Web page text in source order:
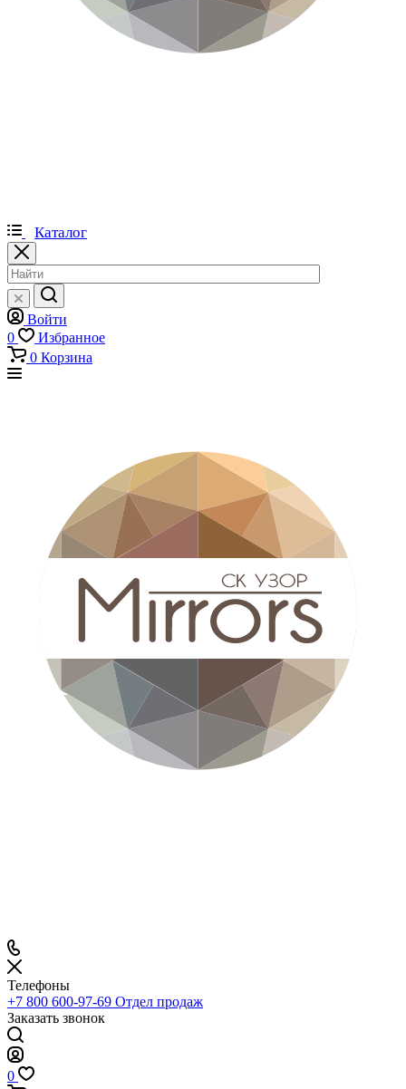
Каталог
Войти
0
Избранное
0 Корзина
Телефоны
+7 800 600-97-69 Отдел продаж
Заказать звонок
0